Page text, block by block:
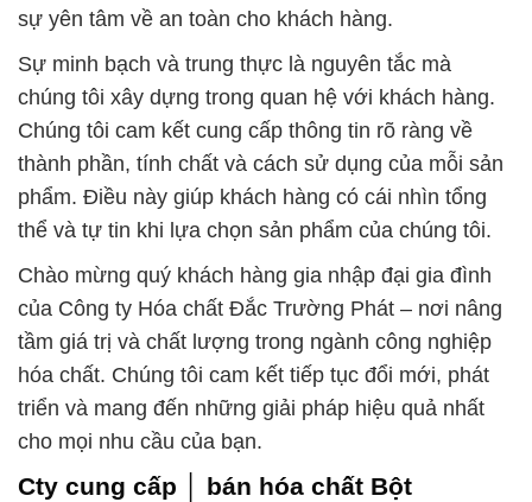
sự yên tâm về an toàn cho khách hàng.
Sự minh bạch và trung thực là nguyên tắc mà
chúng tôi xây dựng trong quan hệ với khách hàng.
Chúng tôi cam kết cung cấp thông tin rõ ràng về
thành phần, tính chất và cách sử dụng của mỗi sản
phẩm. Điều này giúp khách hàng có cái nhìn tổng
thể và tự tin khi lựa chọn sản phẩm của chúng tôi.
Chào mừng quý khách hàng gia nhập đại gia đình
của Công ty Hóa chất Đắc Trường Phát – nơi nâng
tầm giá trị và chất lượng trong ngành công nghiệp
hóa chất. Chúng tôi cam kết tiếp tục đổi mới, phát
triển và mang đến những giải pháp hiệu quả nhất
cho mọi nhu cầu của bạn.
Cty cung cấp │ bán hóa chất Bột